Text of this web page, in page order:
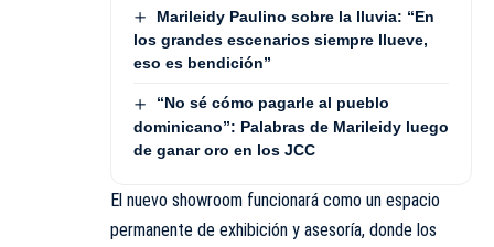
Marileidy Paulino sobre la lluvia: “En
los grandes escenarios siempre llueve,
eso es bendición”
“No sé cómo pagarle al pueblo
dominicano”: Palabras de Marileidy luego
de ganar oro en los JCC
El nuevo showroom funcionará como un espacio
permanente de exhibición y asesoría, donde los